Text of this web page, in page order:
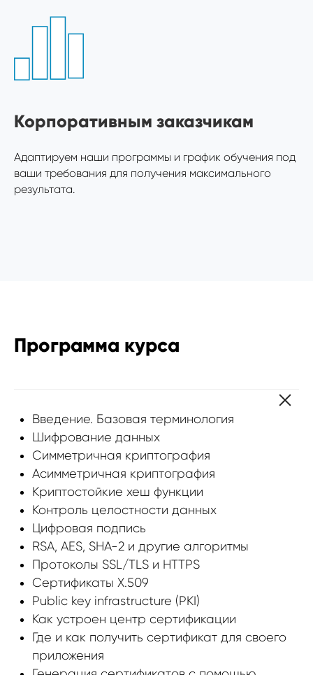
Корпоративным заказчикам
Адаптируем наши программы и график обучения под
ваши требования для получения максимального
результата.
Программа курса
Введение. Базовая терминология
Шифрование данных
Симметричная криптография
Асимметричная криптография
Криптостойкие хеш функции
Контроль целостности данных
Цифровая подпись
RSA, AES, SHA-2 и другие алгоритмы
Протоколы SSL/TLS и HTTPS
Сертификаты X.509
Public key infrastructure (PKI)
Как устроен центр сертификации
Где и как получить сертификат для своего
приложения